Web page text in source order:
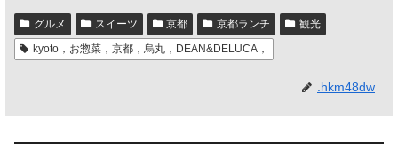
グルメ スイーツ 京都 京都ランチ
観光
kyoto，お惣菜，京都，烏丸，DEAN&DELUCA，
.hkm48dw